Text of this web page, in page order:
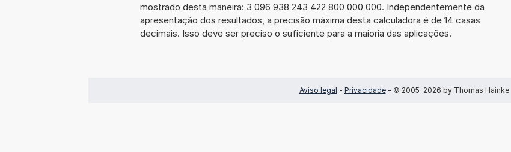
mostrado desta maneira: 3 096 938 243 422 800 000 000. Independentemente da
apresentação dos resultados, a precisão máxima desta calculadora é de 14 casas
decimais. Isso deve ser preciso o suficiente para a maioria das aplicações.
Aviso legal - Privacidade- © 2005-2026 by Thomas Hainke